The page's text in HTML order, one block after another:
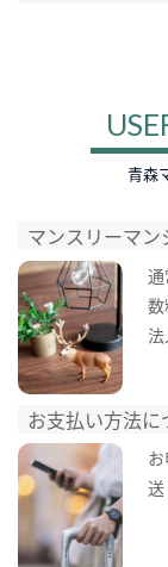
青森
マンスリーマン
数
お支払い方法に
送